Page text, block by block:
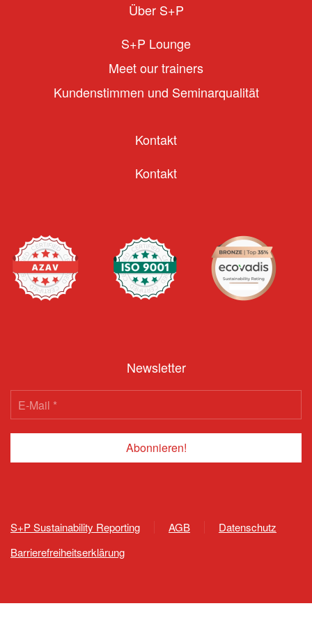
Über S+P
S+P Lounge
Meet our trainers
Kundenstimmen und Seminarqualität
Kontakt
Kontakt
Newsletter
S+P Sustainability Reporting AGB
Datenschutz
Barrierefreiheitserklärung